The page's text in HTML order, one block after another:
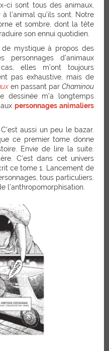
ci sont tous des animaux,
l’animal qu’ils sont. Notre
et sombre, dont la tête
son ennui quotidien.
mystique à propos des
personnages d’animaux
elles m’ont toujours
pas exhaustive, mais de
en passant par Chaminou
dessinée m’a longtemps
auxpersonnages animaliers
aussi un peu le bazar.
ce premier tome donne
Envie de lire la suite.
C’est dans cet univers
ce tome 1. Lancement de
tous particuliers.
l’anthropomorphisation.